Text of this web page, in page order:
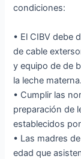
condiciones:
• El CIBV debe
de cable
y equipo de de
la leche materna.
• Cumplir las
preparación de
establecidos
• Las madres
edad que